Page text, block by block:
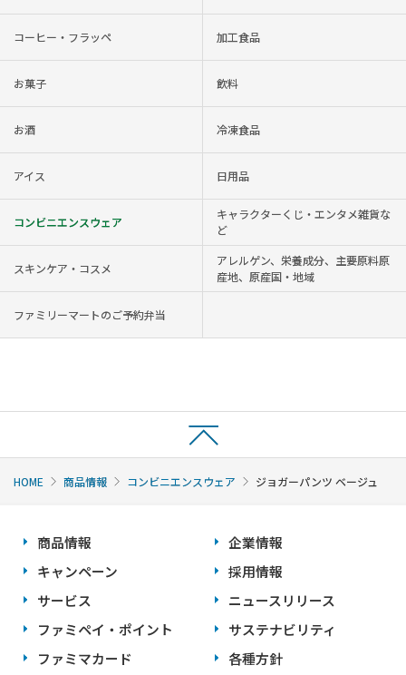
コーヒー・フラッペ 加工食品
お菓子 飲料
お酒 冷凍食品
アイス 日用品
コンビニエンスウェア
キャラクターくじ・エンタメ雑貨な
ど
スキンケア・コスメ
アレルゲン、栄養成分、主要原料原
産地、原産国・地域
ファミリーマートのご予約弁当
HOME 商品情報 コンビニエンスウェア ジョガーパンツ ベージュ
商品情報
キャンペーン
サービス
ファミペイ・ポイント
ファミマカード
企業情報
採用情報
ニュースリリース
サステナビリティ
各種方針